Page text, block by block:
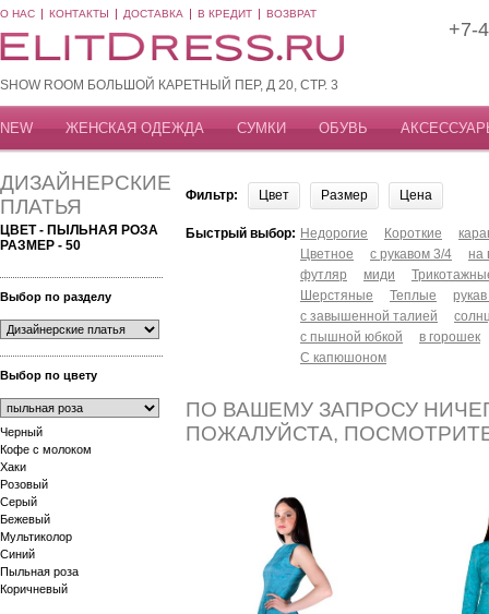
О НАС КОНТАКТЫ ДОСТАВКА В КРЕДИТ ВОЗВРАТ
SHOW ROOM БОЛЬШОЙ КАРЕТНЫЙ ПЕР, Д 20, СТР. 3
+7-
NEW ЖЕНСКАЯ ОДЕЖДА СУМКИ ОБУВЬ
ДИЗАЙНЕРСКИЕ
ПЛАТЬЯ
ЦВЕТ - ПЫЛЬНАЯ РОЗА
РАЗМЕР - 50
Выбор по разделу
Выбор по цвету
Черный
Кофе с молоком
Хаки
Розовый
Серый
Бежевый
Мультиколор
Синий
Пыльная роза
Коричневый
Фильтр: Цвет Размер Цена
Быстрый выбор: Недорогие Короткие
Цветное
с рукавом 3/4
на
футляр
миди
Шерстяные
Теплые
с завышенной талией
с пышной юбкой
в горошек
С капюшоном
ПО ВАШЕМУ ЗАПРОСУ
ПОЖАЛУЙСТА,